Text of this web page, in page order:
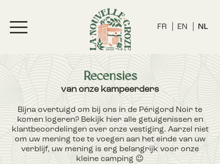
FR EN NL
Recensies
van onze kampeerders
Bijna overtuigd om bij ons in de Périgord Noir te
komen logeren? Bekijk hier alle getuigenissen en
klantbeoordelingen over onze vestiging. Aarzel niet
om uw mening toe te voegen aan het einde van uw
verblijf, uw mening is erg belangrijk voor onze
kleine camping 😉